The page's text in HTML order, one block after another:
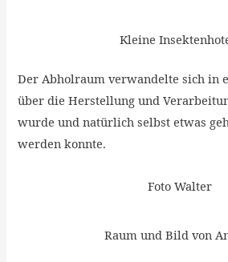
Kleine
Der Abholraum verwandelte sich in
über die Herstellung und
wurde und natürlich selbst etwas
werden konnte.
Foto Walter
Raum und Bild von